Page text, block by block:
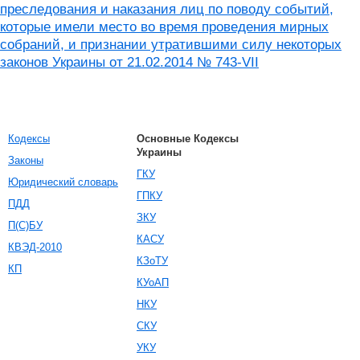
преследования и наказания лиц по поводу событий,
которые имели место во время проведения мирных
собраний, и признании утратившими силу некоторых
законов Украины от 21.02.2014 № 743-VII
Кодексы
Законы
Юридический словарь
ПДД
П(С)БУ
КВЭД-2010
КП
Основные Кодексы
Украины
ГКУ
ГПКУ
ЗКУ
КАСУ
КЗоТУ
КУоАП
НКУ
СКУ
УКУ